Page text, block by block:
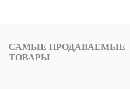
САМЫЕ ПРОДАВАЕМЫЕ
ТОВАРЫ